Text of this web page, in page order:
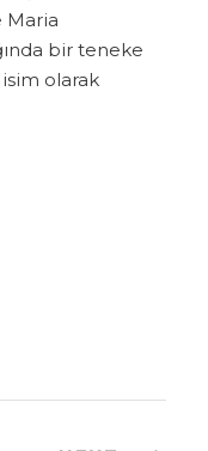
Maria
bir teneke
olarak